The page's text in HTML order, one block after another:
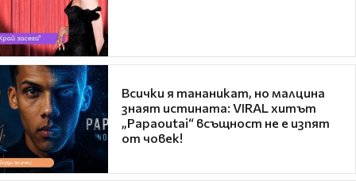
Всички я тананикат, но малцина
знаят истината: VIRAL хитът
„Papaoutai“ всъщност не е изпят
от човек!